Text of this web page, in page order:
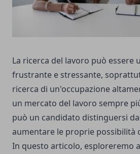
La ricerca del lavoro può essere
frustrante e stressante,
ricerca di un'occupazione
un mercato del lavoro sempre
può un candidato distinguersi
aumentare le proprie possibilità
In questo articolo, esploreremo